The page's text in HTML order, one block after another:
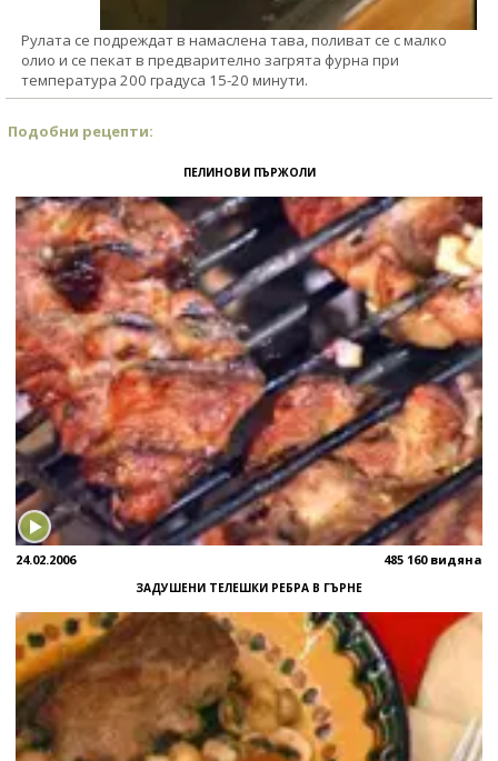
Рулата се подреждат в намаслена тава, поливат се с малко
олио и се пекат в предварително загрята фурна при
температура 200 градуса 15-20 минути.
Подобни рецепти:
ПЕЛИНОВИ ПЪРЖОЛИ
24.02.2006 485 160 видяна
ЗАДУШЕНИ ТЕЛЕШКИ РЕБРА В ГЪРНЕ